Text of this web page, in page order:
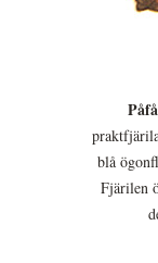
blå
Fjärilen